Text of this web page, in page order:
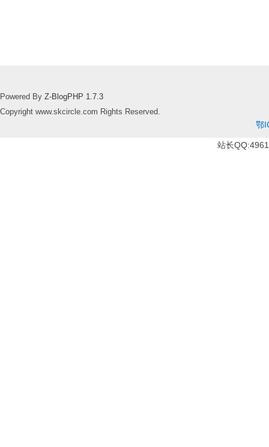
Powered By Z-BlogPHP 1.7.3
Copyright www.skcircle.com Rights Reserved.
鄂
站长